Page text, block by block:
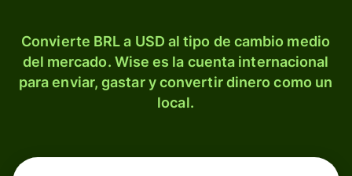
Convierte BRL a USD al tipo de cambio medio
del mercado. Wise es la cuenta internacional
para enviar, gastar y convertir dinero como un
local.